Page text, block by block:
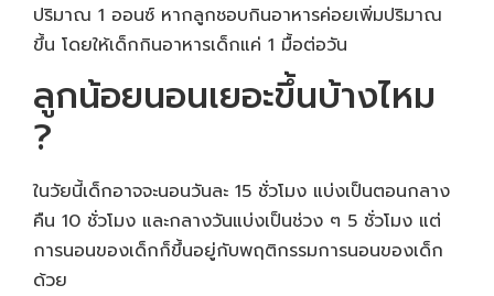
ปริมาณ 1 ออนซ์ หากลูกชอบกินอาหารค่อยเพิ่มปริมาณ
ขึ้น โดยให้เด็กกินอาหารเด็กแค่ 1 มื้อต่อวัน
ลูกน้อยนอนเยอะขึ้นบ้างไหม
?
ในวัยนี้เด็กอาจจะนอนวันละ 15 ชั่วโมง แบ่งเป็นตอนกลาง
คืน 10 ชั่วโมง และกลางวันแบ่งเป็นช่วง ๆ 5 ชั่วโมง แต่
การนอนของเด็กก็ขึ้นอยู่กับพฤติกรรมการนอนของเด็ก
ด้วย